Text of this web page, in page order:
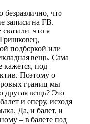
безразлично, что
записи на FB.
что я
подборкой или
вещь. Сама
кажется, под
Поэтому о
границ мы
другая вещь? Это
и оперу, исходя
Да, и балет, и
– в балете под